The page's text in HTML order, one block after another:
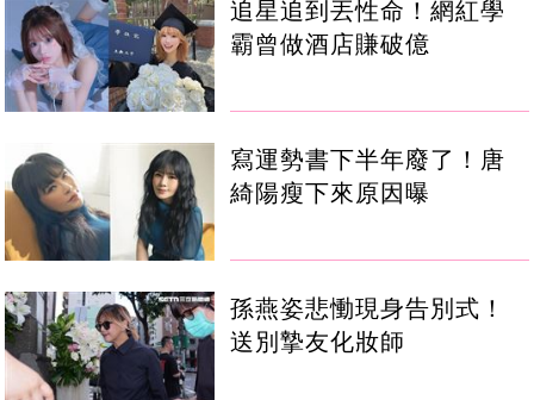
追星追到丟性命！網紅學
霸曾做酒店賺破億
寫運勢書下半年廢了！唐
綺陽瘦下來原因曝
孫燕姿悲慟現身告別式！
送別摯友化妝師